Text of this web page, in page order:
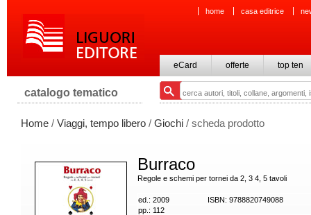
home casa editrice
eCard offerte top ten
catalogo tematico
Home / Viaggi, tempo libero / Giochi / scheda prodotto
Burraco
Regole e schemi per tornei da 2, 3 4, 5 tavoli
ed.: 2009
ISBN: 9788820749088
pp.: 112